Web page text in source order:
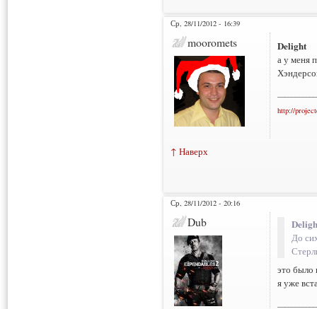
Ср, 28/11/2012 - 16:39
mooromets Delight
а у меня
http://
↑ Наверх
Ср, 28/11/2012 - 20:16
Dub
До
это было
я уже